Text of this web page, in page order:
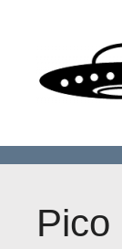
contenu
Pico